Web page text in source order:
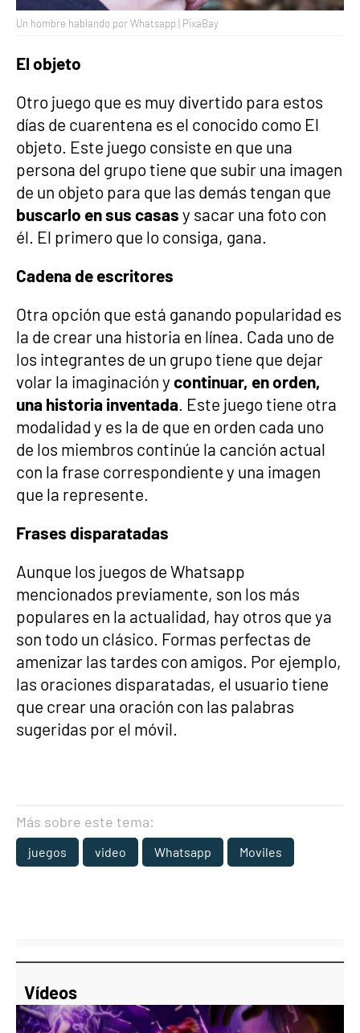
Un hombre hablando por Whatsapp | PixaBay
El objeto
Otro juego que es muy divertido para estos
días de cuarentena es el conocido como El
objeto. Este juego consiste en que una
persona del grupo tiene que subir una imagen
de un objeto para que las demás tengan que
buscarlo en sus casas y sacar una foto con
él. El primero que lo consiga, gana.
Cadena de escritores
Otra opción que está ganando popularidad es
la de crear una historia en línea. Cada uno de
los integrantes de un grupo tiene que dejar
volar la imaginación y continuar, en orden,
una historia inventada. Este juego tiene otra
modalidad y es la de que en orden cada uno
de los miembros continúe la canción actual
con la frase correspondiente y una imagen
que la represente.
Frases disparatadas
Aunque los juegos de Whatsapp
mencionados previamente, son los más
populares en la actualidad, hay otros que ya
son todo un clásico. Formas perfectas de
amenizar las tardes con amigos. Por ejemplo,
las oraciones disparatadas, el usuario tiene
que crear una oración con las palabras
sugeridas por el móvil.
Más sobre este tema:
juegos video Whatsapp Moviles
Vídeos